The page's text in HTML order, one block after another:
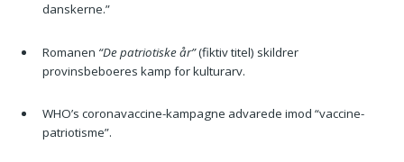
danskerne.”
Romanen “De patriotiske år”(fiktiv titel) skildrer
provinsbeboeres kamp for kulturarv.
WHO’s coronavaccine-kampagne advarede imod “vaccine-
patriotisme”.